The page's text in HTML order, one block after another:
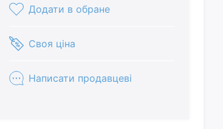
Додати в обране
Своя ціна
Написати продавцеві